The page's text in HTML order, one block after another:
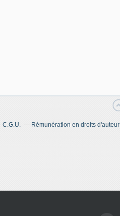
C.G.U. Rémunération en droits d'auteur